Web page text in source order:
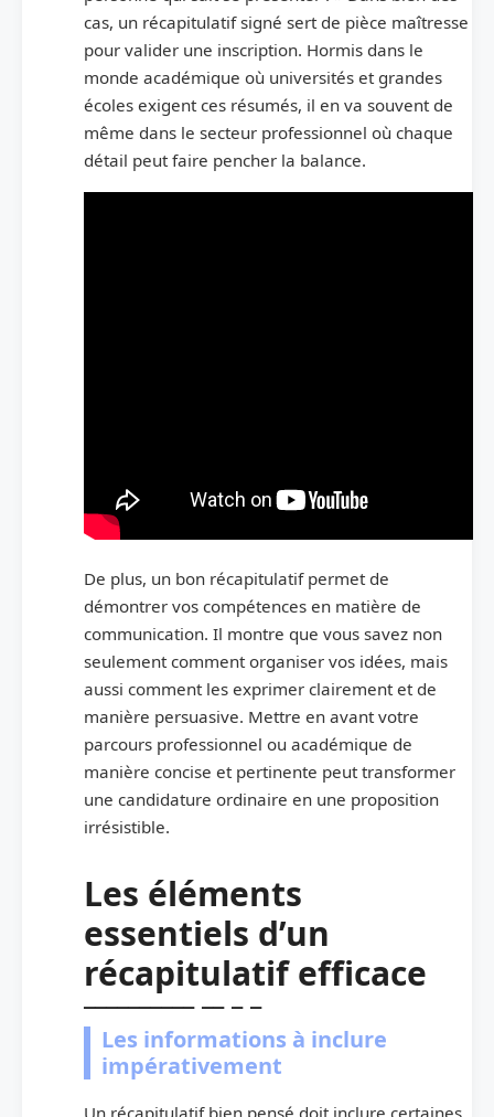
cas, un récapitulatif signé sert de pièce maîtresse
pour valider une inscription. Hormis dans le
monde académique où universités et grandes
écoles exigent ces résumés, il en va souvent de
même dans le secteur professionnel où chaque
détail peut faire pencher la balance.
De plus, un bon récapitulatif permet de
démontrer vos compétences en matière de
communication. Il montre que vous savez non
seulement comment organiser vos idées, mais
aussi comment les exprimer clairement et de
manière persuasive. Mettre en avant votre
parcours professionnel ou académique de
manière concise et pertinente peut transformer
une candidature ordinaire en une proposition
irrésistible.
Les éléments
essentiels d’un
récapitulatif efficace
Les informations à inclure
impérativement